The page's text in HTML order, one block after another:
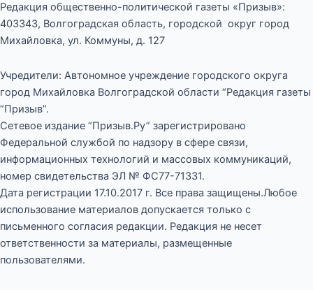
Редакция общественно-политической газеты «Призыв»:
403343, Волгоградская область, городской округ город
Михайловка, ул. Коммуны, д. 127
Учредители: Автономное учреждение городского округа
город Михайловка Волгоградской области “Редакция газеты
“Призыв”.
Сетевое издание “Призыв.Ру” зарегистрировано
Федеральной службой по надзору в сфере связи,
информационных технологий и массовых коммуникаций,
номер свидетельства ЭЛ № ФС77-71331.
Дата регистрации 17.10.2017 г. Все права защищены.Любое
использование материалов допускается только с
письменного согласия редакции. Редакция не несет
ответственности за материалы, размещенные
пользователями.